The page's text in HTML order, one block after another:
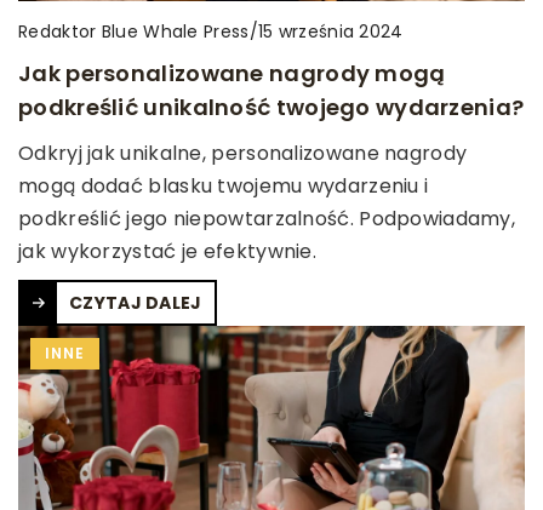
Redaktor Blue Whale Press/15 września 2024
Jak personalizowane nagrody mogą
podkreślić unikalność twojego wydarzenia?
Odkryj jak unikalne, personalizowane nagrody
mogą dodać blasku twojemu wydarzeniu i
podkreślić jego niepowtarzalność. Podpowiadamy,
jak wykorzystać je efektywnie.
CZYTAJ DALEJ
INNE